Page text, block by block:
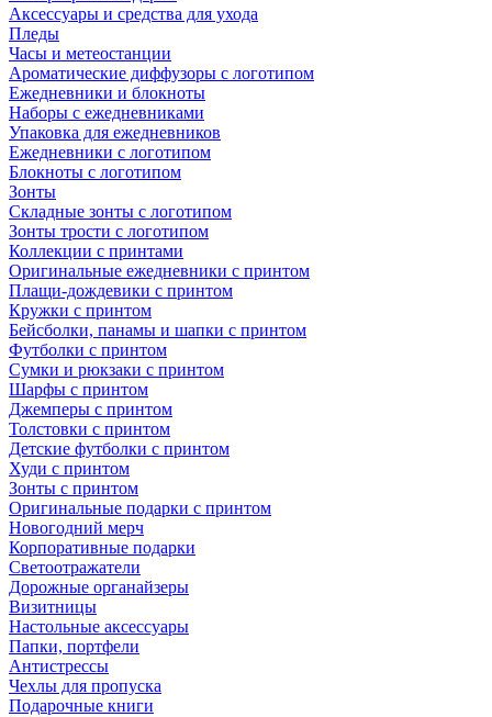
Аксессуары и средства для ухода
Пледы
Часы и метеостанции
Ароматические диффузоры с логотипом
Ежедневники и блокноты
Наборы с ежедневниками
Упаковка для ежедневников
Ежедневники с логотипом
Блокноты с логотипом
Зонты
Складные зонты с логотипом
Зонты трости с логотипом
Коллекции с принтами
Оригинальные ежедневники с принтом
Плащи-дождевики с принтом
Кружки с принтом
Бейсболки, панамы и шапки с принтом
Футболки с принтом
Сумки и рюкзаки с принтом
Шарфы с принтом
Джемперы с принтом
Толстовки с принтом
Детские футболки с принтом
Худи с принтом
Зонты с принтом
Оригинальные подарки с принтом
Новогодний мерч
Корпоративные подарки
Светоотражатели
Дорожные органайзеры
Визитницы
Настольные аксессуары
Папки, портфели
Антистрессы
Чехлы для пропуска
Подарочные книги